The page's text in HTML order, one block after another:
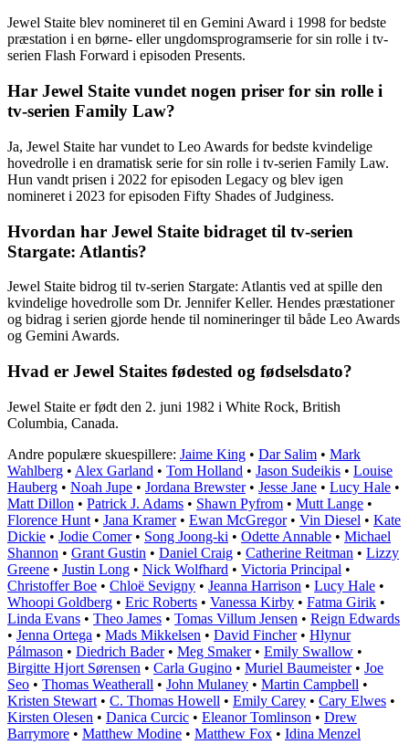
Jewel Staite blev nomineret til en Gemini Award i 1998 for bedste
præstation i en børne- eller ungdomsprogramserie for sin rolle i tv-
serien Flash Forward i episoden Presents.
Har Jewel Staite vundet nogen priser for sin rolle i
tv-serien Family Law?
Ja, Jewel Staite har vundet to Leo Awards for bedste kvindelige
hovedrolle i en dramatisk serie for sin rolle i tv-serien Family Law.
Hun vandt prisen i 2022 for episoden Legacy og blev igen
nomineret i 2023 for episoden Fifty Shades of Judginess.
Hvordan har Jewel Staite bidraget til tv-serien
Stargate: Atlantis?
Jewel Staite bidrog til tv-serien Stargate: Atlantis ved at spille den
kvindelige hovedrolle som Dr. Jennifer Keller. Hendes præstationer
og bidrag i serien gjorde hende til nomineringer til både Leo Awards
og Gemini Awards.
Hvad er Jewel Staites fødested og fødselsdato?
Jewel Staite er født den 2. juni 1982 i White Rock, British
Columbia, Canada.
Andre populære skuespillere: Jaime King • Dar Salim • Mark
Wahlberg • Alex Garland • Tom Holland • Jason Sudeikis • Louise
Hauberg • Noah Jupe • Jordana Brewster• Jesse Jane • Lucy Hale •
Matt Dillon • Patrick J. Adams • Shawn Pyfrom • Mutt Lange •
Florence Hunt • Jana Kramer• Ewan McGregor• Vin Diesel • Kate
Dickie • Jodie Comer• Song Joong-ki • Odette Annable • Michael
Shannon • Grant Gustin • Daniel Craig • Catherine Reitman • Lizzy
Greene • Justin Long • Nick Wolfhard • Victoria Principal •
Christoffer Boe • Chloë Sevigny • Jeanna Harrison • Lucy Hale •
Whoopi Goldberg • Eric Roberts • Vanessa Kirby • Fatma Girik •
Linda Evans • Theo James • Tomas Villum Jensen • Reign Edwards
• Jenna Ortega • Mads Mikkelsen • David Fincher• Hlynur
Pálmason • Diedrich Bader• Meg Smaker• Emily Swallow •
Birgitte Hjort Sørensen • Carla Gugino • Muriel Baumeister• Joe
Seo • Thomas Weatherall • John Mulaney • Martin Campbell •
Kristen Stewart • C. Thomas Howell • Emily Carey • Cary Elwes •
Kirsten Olesen • Danica Curcic • Eleanor Tomlinson • Drew
Barrymore • Matthew Modine • Matthew Fox • Idina Menzel